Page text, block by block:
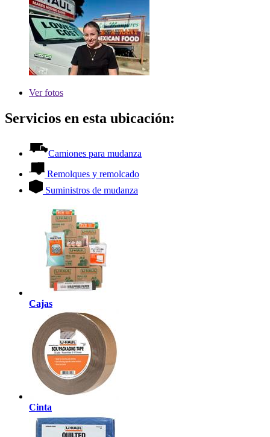
Verfotos
Servicios en esta ubicación:
Camiones para mudanza
Remolques y remolcado
Suministros de mudanza
Cajas
Cinta